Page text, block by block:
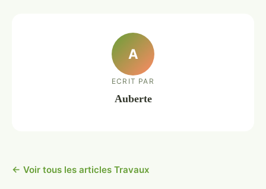
A
ECRIT PAR
Auberte
← Voir tous les articles Travaux